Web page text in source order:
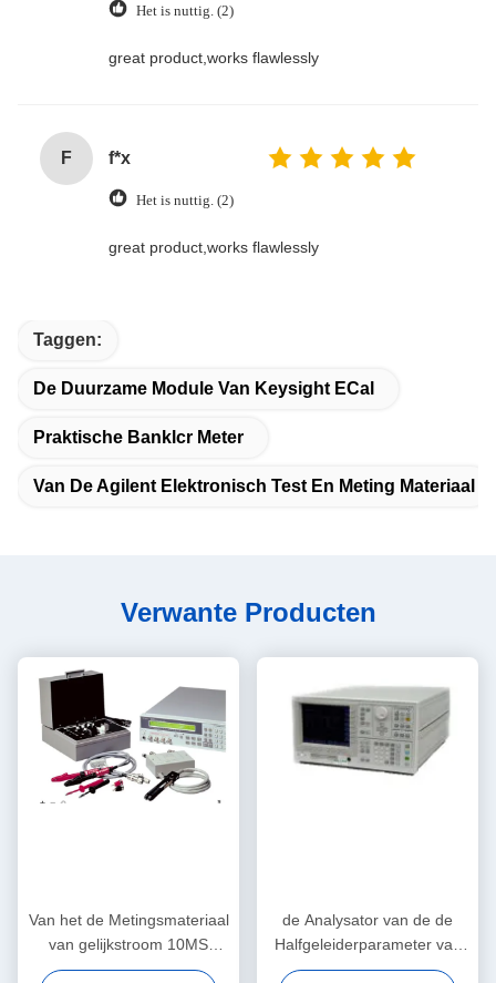
Het is nuttig. (2)
great product,works flawlessly
F f*x
Het is nuttig. (2)
great product,works flawlessly
Taggen:
De Duurzame Module Van Keysight ECal
Praktische Banklcr Meter
Van De Agilent Elektronisch Test En Meting Materiaal
Verwante Producten
Van het de Metingsmateriaal
van gelijkstroom 10MS
Electronic Test And de Meter
de Analysator van de de
Halfgeleiderparameter van
200V 1A, Praktische